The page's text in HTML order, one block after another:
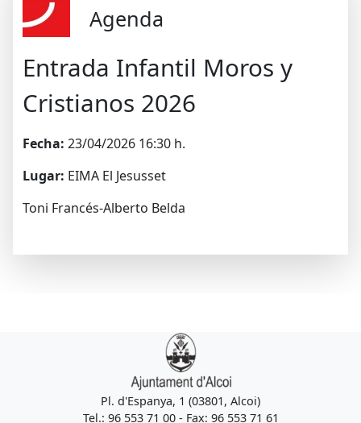
Agenda
Entrada Infantil Moros y
Cristianos 2026
Fecha: 23/04/2026 16:30 h.
Lugar: EIMA El Jesusset
Toni Francés-Alberto Belda
Pl. d'Espanya, 1 (03801, Alcoi)
Tel.: 96 553 71 00 - Fax: 96 553 71 61